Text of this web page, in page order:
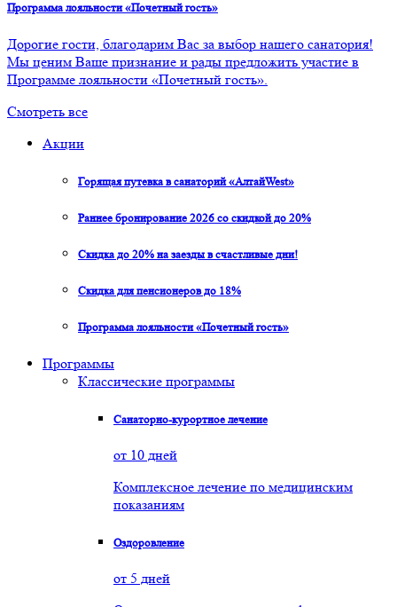
Программа лояльности «Почетный гость»
Дорогие гости, благодарим Вас за выбор нашего санатория!
Мы ценим Ваше признание и рады предложить участие в
Программе лояльности «Почетный гость».
Смотреть все
Акции
Горящая путевка в санаторий «АлтайWest»
Раннее бронирование 2026 со скидкой до 20%
Скидка до 20% на заезды в счастливые дни!
Скидка для пенсионеров до 18%
Программа лояльности «Почетный гость»
Программы
Классические программы
Санаторно-курортное лечение
от 10 дней
Комплексное лечение по медицинским
показаниям
Оздоровление
от 5 дней